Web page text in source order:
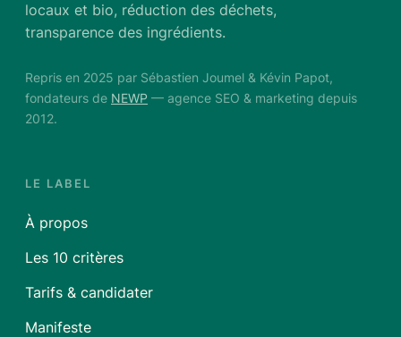
locaux et bio, réduction des déchets,
transparence des ingrédients.
Repris en 2025 par Sébastien Joumel & Kévin Papot,
fondateurs de NEWP — agence SEO & marketing depuis
2012.
LE LABEL
À propos
Les 10 critères
Tarifs & candidater
Manifeste